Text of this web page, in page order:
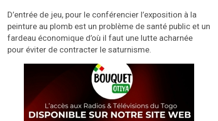
D’entrée de jeu, pour le conférencier l’exposition à la
peinture au plomb est un problème de santé public et un
fardeau économique d’où il faut une lutte acharnée
pour éviter de contracter le saturnisme.